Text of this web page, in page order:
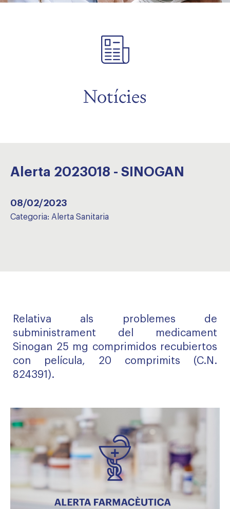
Notícies
Alerta 2023018 - SINOGAN
08/02/2023
Categoria: Alerta Sanitaria
Relativa als problemes de
subministrament del medicament
Sinogan 25 mg comprimidos recubiertos
con película, 20 comprimits (C.N.
824391).